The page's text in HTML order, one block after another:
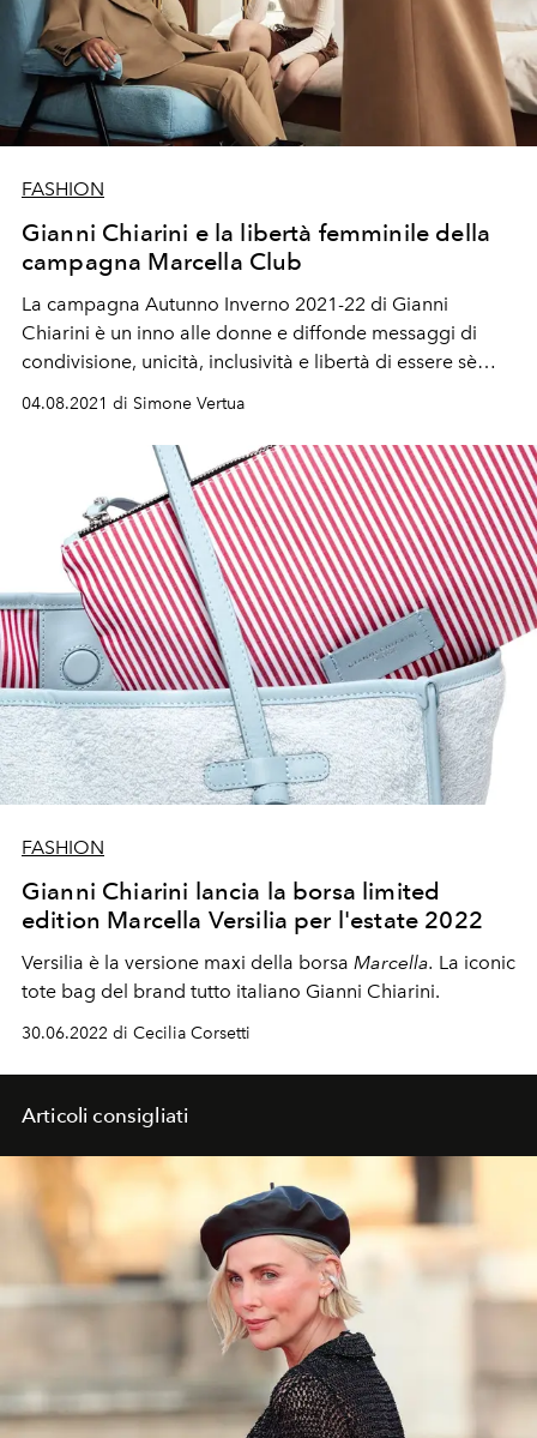
FASHION
Gianni Chiarini e la libertà femminile della
campagna Marcella Club
La campagna Autunno Inverno 2021-22 di Gianni
Chiarini è un inno alle donne e diffonde messaggi di
condivisione, unicità, inclusività e libertà di essere sè
04.08.2021 di Simone Vertua
FASHION
Gianni Chiarini lancia la borsa limited
edition Marcella Versilia per l'estate 2022
Versilia è la versione maxi della borsa Marcella. La iconic
tote bag del brand tutto italiano Gianni Chiarini.
30.06.2022 di Cecilia Corsetti
Articoli consigliati